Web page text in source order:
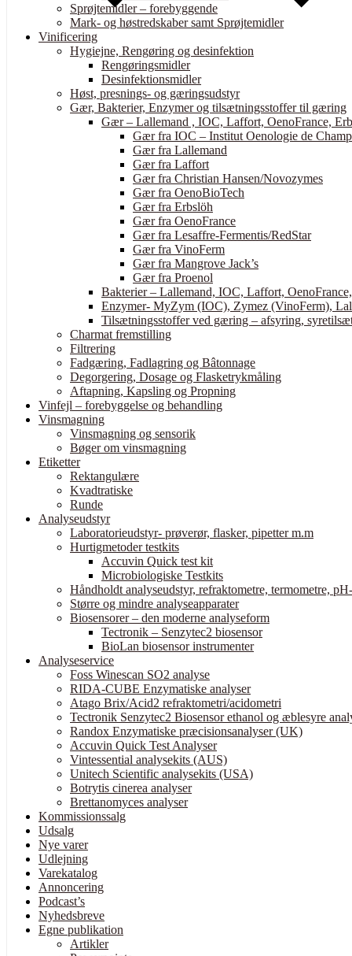
Sprøjtemidler – forebyggende
Mark- og høstredskaber samt Sprøjtemidler
Vinificering
Hygiejne, Rengøring og desinfektion
Rengøringsmidler
Desinfektionsmidler
Høst, presnings- og gæringsudstyr
Gær, Bakterier, Enzymer og tilsætningsstoffer til gæring
Gær – Lallemand , IOC, Laffort, OenoFrance,
Gær fra IOC – Institut Oenologie de
Gær fra Lallemand
Gær fra Laffort
Gær fra Christian Hansen/Novozymes
Gær fra OenoBioTech
Gær fra Erbslöh
Gær fra OenoFrance
Gær fra Lesaffre-Fermentis/RedStar
Gær fra VinoFerm
Gær fra Mangrove Jack’s
Gær fra Proenol
Bakterier – Lallemand, IOC, Laffort,
Enzymer- MyZym (IOC), Zymez (VinoFerm),
Tilsætningsstoffer ved gæring – afsyring,
Charmat fremstilling
Filtrering
Fadgæring, Fadlagring og Bâtonnage
Degorgering, Dosage og Flasketrykmåling
Aftapning, Kapsling og Propning
Vinfejl – forebyggelse og behandling
Vinsmagning
Vinsmagning og sensorik
Bøger om vinsmagning
Etiketter
Rektangulære
Kvadtratiske
Runde
Analyseudstyr
Laboratorieudstyr- prøverør, flasker, pipetter m.m
Hurtigmetoder testkits
Accuvin Quick test kit
Microbiologiske Testkits
Håndholdt analyseudstyr, refraktometre, termometre,
Større og mindre analyseapparater
Biosensorer – den moderne analyseform
Tectronik – Senzytec2 biosensor
BioLan biosensor instrumenter
Analyseservice
Foss Winescan SO2 analyse
RIDA-CUBE Enzymatiske analyser
Atago Brix/Acid2 refraktometri/acidometri
Tectronik Senzytec2 Biosensor ethanol og æblesyre
Randox Enzymatiske præcisionsanalyser (UK)
Accuvin Quick Test Analyser
Vintessential analysekits (AUS)
Unitech Scientific analysekits (USA)
Botrytis cinerea analyser
Brettanomyces analyser
Kommissionssalg
Udsalg
Nye varer
Udlejning
Varekatalog
Annoncering
Podcast’s
Nyhedsbreve
Egne publikation
Artikler